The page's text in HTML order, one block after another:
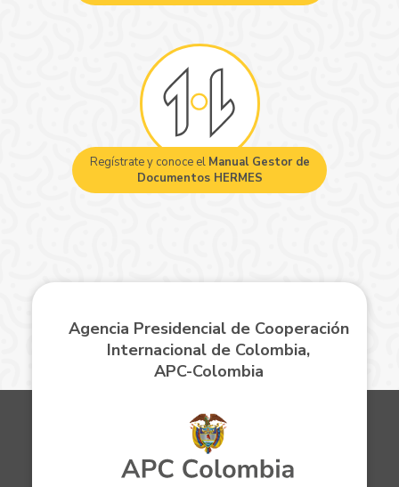
Regístrate y conoce el Manual Gestor de
Documentos HERMES
Agencia Presidencial de Cooperación
Internacional de Colombia,
APC-Colombia